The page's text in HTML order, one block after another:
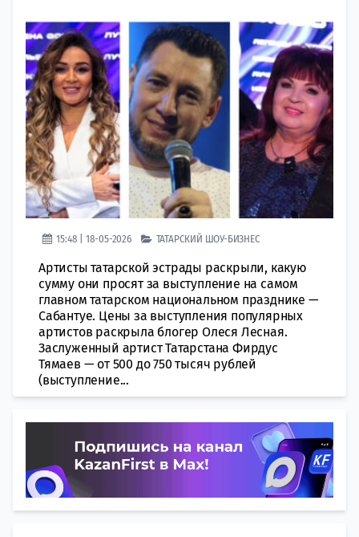
15:48 | 18-05-2026 ТАТАРСКИЙ ШОУ-БИЗНЕС
Артисты татарской эстрады раскрыли, какую
сумму они просят за выступление на самом
главном татарском национальном празднике —
Сабантуе. Цены за выступления популярных
артистов раскрыла блогер Олеся Лесная.
Заслуженный артист Татарстана Фирдус
Тямаев — от 500 до 750 тысяч рублей
(выступление...